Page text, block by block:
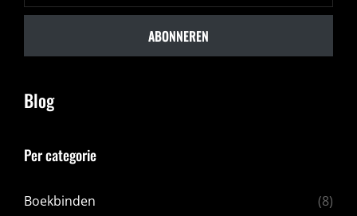
ABONNEREN
Blog
Per categorie
Boekbinden
(8)